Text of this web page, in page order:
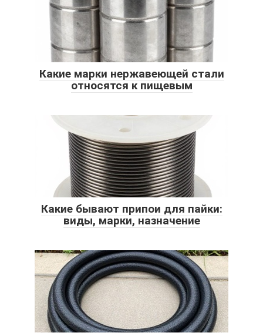
Какие марки нержавеющей стали
относятся к пищевым
Какие бывают припои для пайки:
виды, марки, назначение